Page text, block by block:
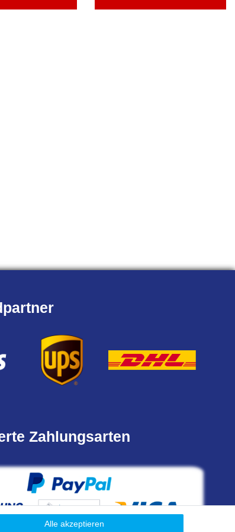
Zahlungsarten
Alle akzeptieren